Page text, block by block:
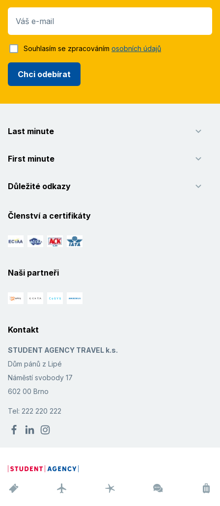
Váš e-mail
Chci odebírat
Souhlasím se zpracováním osobních údajů
Last minute
First minute
Důležité odkazy
Členství a certifikáty
Naši partneři
Kontakt
STUDENT AGENCY TRAVEL k.s.
Dům pánů z Lipé
Náměstí svobody 17
602 00 Brno
Tel: 222 220 222